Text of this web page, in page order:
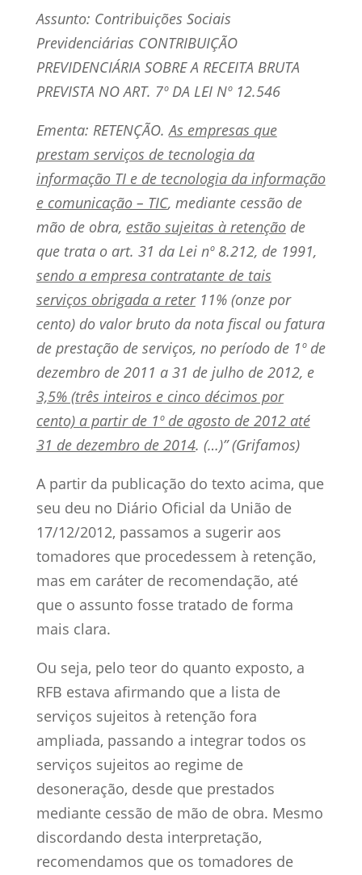
Assunto: Contribuições Sociais
Previdenciárias CONTRIBUIÇÃO
PREVIDENCIÁRIA SOBRE A RECEITA BRUTA
PREVISTA NO ART. 7º DA LEI Nº 12.546
Ementa: RETENÇÃO.As empresas que
prestam serviços de tecnologia da
informação TI e de tecnologia da informação
e comunicação – TIC, mediante cessão de
mão de obra, estão sujeitas à retençãode
que trata o art. 31 da Lei nº 8.212, de 1991,
sendo a empresa contratante de tais
serviços obrigada a reter11% (onze por
cento) do valor bruto da nota fiscal ou fatura
de prestação de serviços, no período de 1º de
dezembro de 2011 a 31 de julho de 2012, e
3,5% (três inteiros e cinco décimos por
cento) a partir de 1º de agosto de 2012 até
31 de dezembro de 2014. (…)” (Grifamos)
A partir da publicação do texto acima, que
seu deu no Diário Oficial da União de
17/12/2012, passamos a sugerir aos
tomadores que procedessem à retenção,
mas em caráter de recomendação, até
que o assunto fosse tratado de forma
mais clara.
Ou seja, pelo teor do quanto exposto, a
RFB estava afirmando que a lista de
serviços sujeitos à retenção fora
ampliada, passando a integrar todos os
serviços sujeitos ao regime de
desoneração, desde que prestados
mediante cessão de mão de obra. Mesmo
discordando desta interpretação,
recomendamos que os tomadores de